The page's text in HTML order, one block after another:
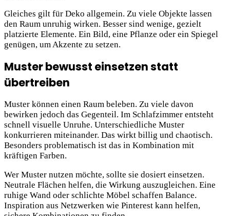
Gleiches gilt für Deko allgemein. Zu viele Objekte lassen
den Raum unruhig wirken. Besser sind wenige, gezielt
platzierte Elemente. Ein Bild, eine Pflanze oder ein Spiegel
genügen, um Akzente zu setzen.
Muster bewusst einsetzen statt
übertreiben
Muster können einen Raum beleben. Zu viele davon
bewirken jedoch das Gegenteil. Im Schlafzimmer entsteht
schnell visuelle Unruhe. Unterschiedliche Muster
konkurrieren miteinander. Das wirkt billig und chaotisch.
Besonders problematisch ist das in Kombination mit
kräftigen Farben.
Wer Muster nutzen möchte, sollte sie dosiert einsetzen.
Neutrale Flächen helfen, die Wirkung auszugleichen. Eine
ruhige Wand oder schlichte Möbel schaffen Balance.
Inspiration aus Netzwerken wie Pinterest kann helfen,